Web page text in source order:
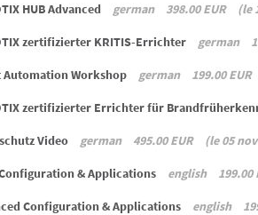
HUB Advanced german 398.00 EUR le
zertifizierter KRITIS-Errichter german
Automation Workshop german 199.00 EUR
zertifizierter Errichter für
Video german 495.00 EUR le 05
& Applications english 199.00
Configuration & Applications english